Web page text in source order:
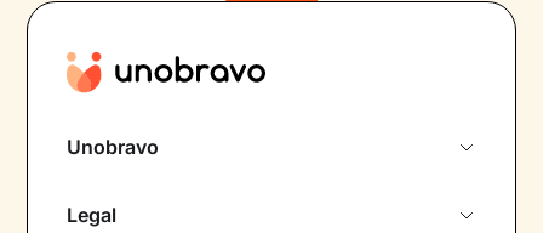
Unobravo
Legal